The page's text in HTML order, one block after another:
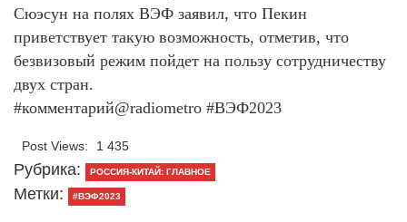
Сюэсун на полях ВЭФ заявил, что Пекин
приветствует такую возможность, отметив, что
безвизовый режим пойдет на пользу сотрудничеству
двух стран.
#комментарий@radiometro #ВЭФ2023
Post Views: 1 435
Рубрика: РОССИЯ-КИТАЙ: ГЛАВНОЕ
Метки: #ВЭФ2023